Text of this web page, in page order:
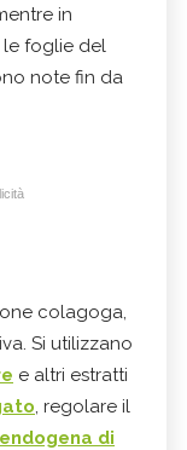
in
le foglie del
note fin da
colagoga,
Si utilizzano
e altri estratti
, regolare il
di